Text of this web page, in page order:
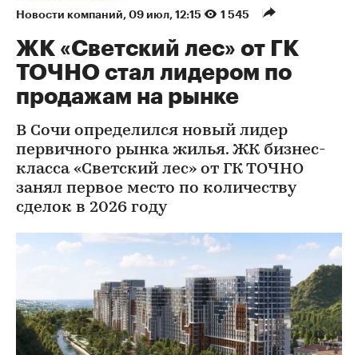
Новости компаний⁠, 09 июл, 12:15 1 545
ЖК «Светский лес» от ГК
ТОЧНО стал лидером по
продажам на рынке
В Сочи определился новый лидер
первичного рынка жилья. ЖК бизнес-
класса «Светский лес» от ГК ТОЧНО
занял первое место по количеству
сделок в 2026 году